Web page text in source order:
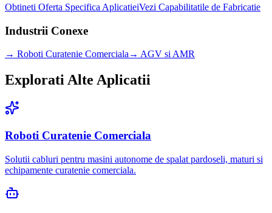
Obtineti Oferta Specifica AplicatieiVezi Capabilitatile de Fabricatie
Industrii Conexe
→ Roboti Curatenie Comerciala→ AGV si AMR
Explorati Alte Aplicatii
Roboti Curatenie Comerciala
Solutii cabluri pentru masini autonome de spalat pardoseli, maturi si
echipamente curatenie comerciala.